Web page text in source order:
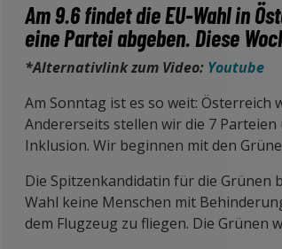
Am 9.6 findet die EU-Wahl in
eine Partei abgeben. Diese
*Alternativlink zum Video: Youtube
Am Sonntag ist es so weit: Österreich
Andererseits stellen wir die 7
Inklusion. Wir beginnen mit den
Die Spitzenkandidatin für die Grünen
Wahl keine Menschen mit
dem Flugzeug zu fliegen. Die Grünen